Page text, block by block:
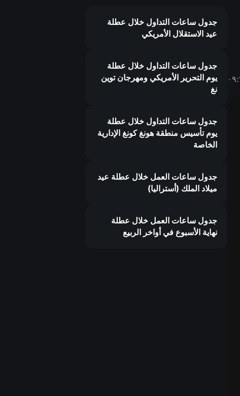
جدول ساعات التداول خلال عطلة
عيد الاستقلال الأمريكي
جدول ساعات التداول خلال عطلة
يوم التحرير الأمريكي ومهرجان توين
نغ
جدول ساعات التداول خلال عطلة
يوم تأسيس منطقة هونغ كونغ الإدارية
الخاصة
جدول ساعات العمل خلال عطلة عيد
ميلاد الملك (أستراليا)
جدول ساعات العمل خلال عطلة
نهاية الأسبوع في أواخر الربيع